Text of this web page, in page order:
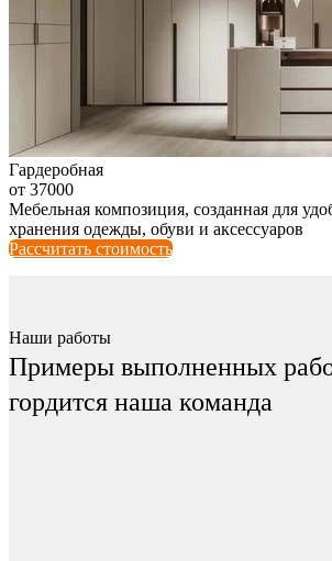
Гардеробная
от 37000
Мебельная композиция, созданная для
хранения одежды, обуви и аксессуаров
Рассчитать стоимость
Наши работы
Примеры выполненных
гордится наша команда